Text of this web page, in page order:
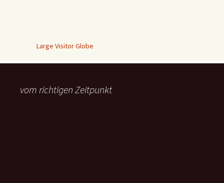
Large Visitor Globe
vom richtigen Zeitpunkt